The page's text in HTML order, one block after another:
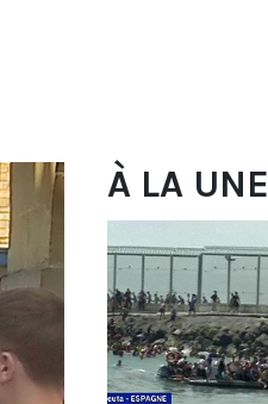
À LA UNE